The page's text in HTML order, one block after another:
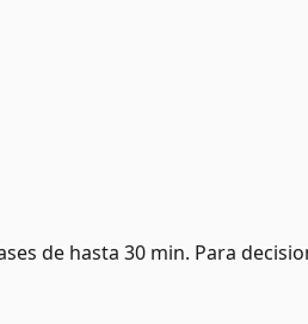
de hasta 30 min. Para